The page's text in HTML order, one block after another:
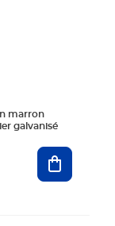
marron
galvanisé
Ajouter